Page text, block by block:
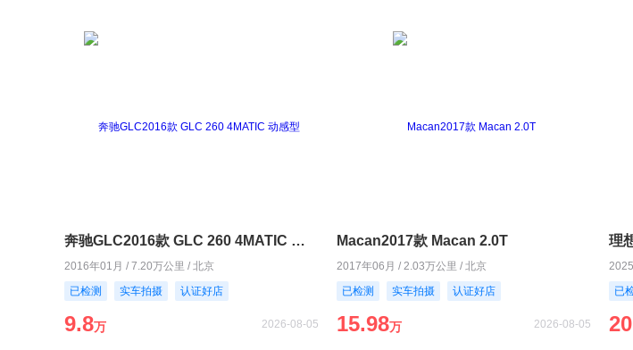
奔驰GLC2016款 GLC 260 4MATIC 动感型
2016年01月 / 7.20万公里 / 北京
已检测
实车拍摄 认证好店
9.8万 2026-08-05
Macan2017款 Macan 2.0T
2017年06月 / 2.03万公里 / 北京
已检测
实车拍摄 认证好店
15.98万 2026-08-05
理
已